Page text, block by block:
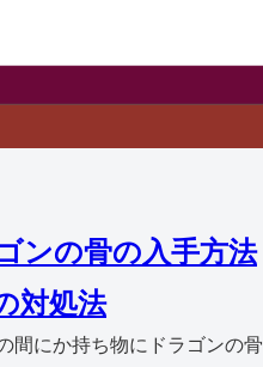
ンの骨の入手方法
対処法
間にか持ち物にドラゴンの骨